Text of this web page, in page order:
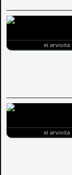
ei arvioita
ei arvioita